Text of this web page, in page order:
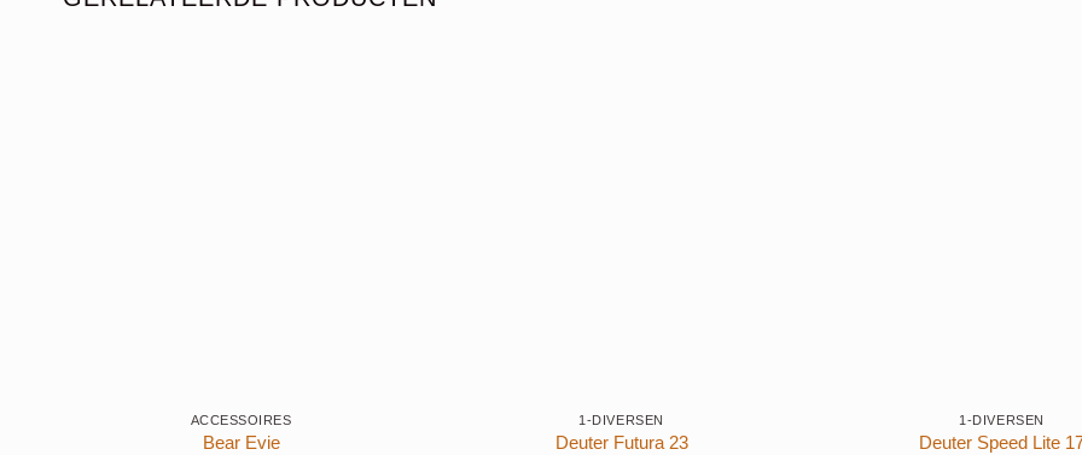
ACCESSOIRES
Bear Evie
1-DIVERSEN
Deuter Futura 23
1-DIVERSEN
Deuter Speed Lite